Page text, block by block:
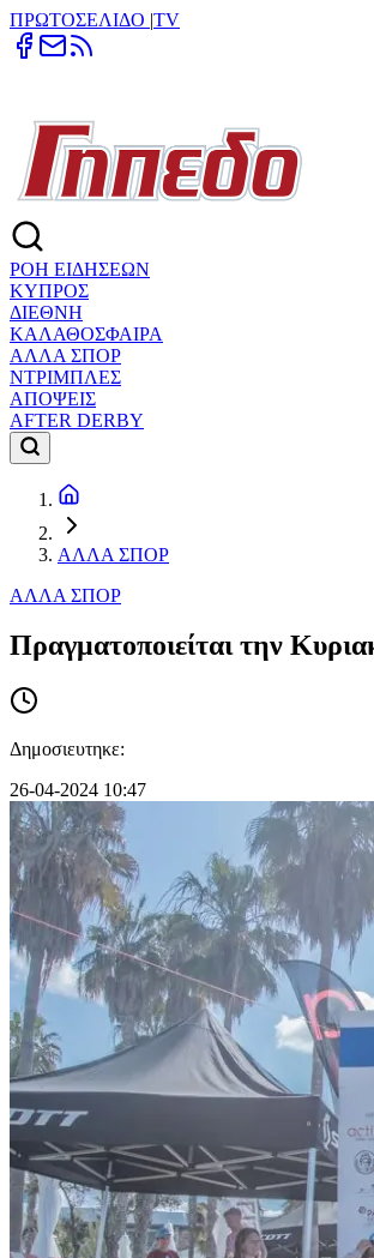
ΠΡΩΤΟΣΕΛΙΔΟ |TV
ΡΟΗ ΕΙΔΗΣΕΩΝ
ΚΥΠΡΟΣ
ΔΙΕΘΝΗ
ΚΑΛΑΘΟΣΦΑΙΡΑ
ΑΛΛΑ ΣΠΟΡ
ΝΤΡΙΜΠΛΕΣ
ΑΠΟΨΕΙΣ
AFTER DERBY
ΑΛΛΑ ΣΠΟΡ
ΑΛΛΑ ΣΠΟΡ
Πραγματοποιείται την
Δημοσιευτηκε:
26-04-2024 10:47